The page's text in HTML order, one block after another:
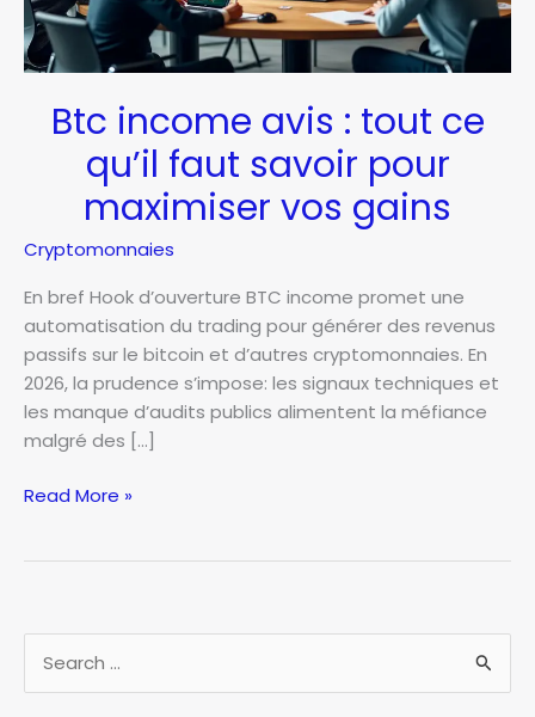
Btc income avis : tout ce
qu’il faut savoir pour
maximiser vos gains
Cryptomonnaies
En bref Hook d’ouverture BTC income promet une
automatisation du trading pour générer des revenus
passifs sur le bitcoin et d’autres cryptomonnaies. En
2026, la prudence s’impose: les signaux techniques et
les manque d’audits publics alimentent la méfiance
malgré des […]
Btc
ce
qu’il
faut
Read More »
e